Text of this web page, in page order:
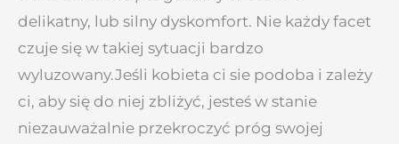
delikatny, lub silny dyskomfort. Nie każdy facet
czuje się w takiej sytuacji bardzo
wyluzowany.Jeśli kobieta ci sie podoba i zależy
ci, aby się do niej zbliżyć, jesteś w stanie
niezauważalnie przekroczyć próg swojej